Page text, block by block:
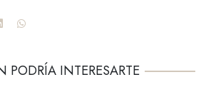
PODRÍA INTERESARTE